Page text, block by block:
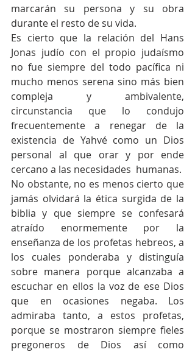
marcarán su persona y su obra
durante el resto de su vida.
Es cierto que la relación del Hans
Jonas judío con el propio judaísmo
no fue siempre del todo pacífica ni
mucho menos serena sino más bien
compleja y ambivalente,
circunstancia que lo condujo
frecuentemente a renegar de la
existencia de Yahvé como un Dios
personal al que orar y por ende
cercano a las necesidades  humanas.
No obstante, no es menos cierto que
jamás olvidará la ética surgida de la
biblia y que siempre se confesará
atraído enormemente por la
enseñanza de los profetas hebreos, a
los cuales ponderaba y distinguía
sobre manera porque alcanzaba a
escuchar en ellos la voz de ese Dios
que en ocasiones negaba. Los
admiraba tanto, a estos profetas,
porque se mostraron siempre fieles
pregoneros de Dios así como